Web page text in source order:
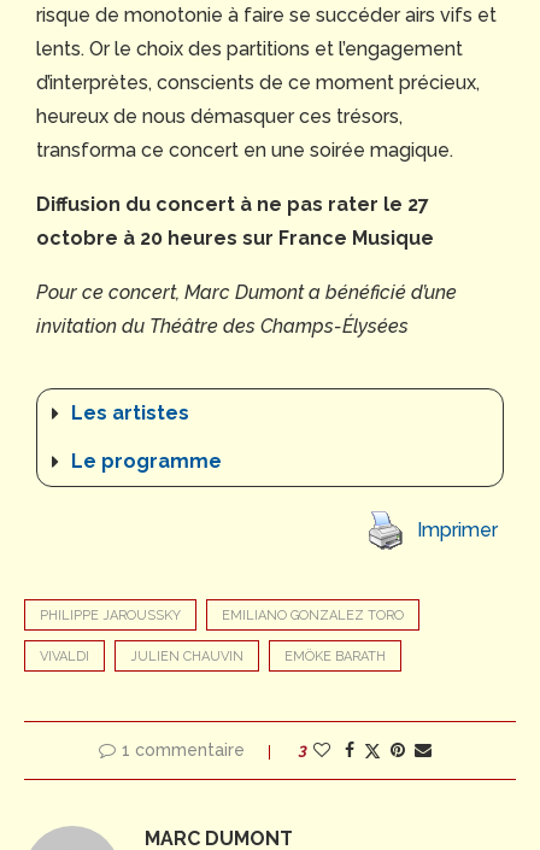
risque de monotonie à faire se succéder airs vifs et
lents. Or le choix des partitions et l’engagement
d’interprètes, conscients de ce moment précieux,
heureux de nous démasquer ces trésors,
transforma ce concert en une soirée magique.
Diffusion du concert à ne pas rater le 27
octobre à 20 heures sur France Musique
Pour ce concert, Marc Dumont a bénéficié d’une
invitation du Théâtre des Champs-Élysées
Les artistes
Le programme
Imprimer
PHILIPPE JAROUSSKY EMILIANO GONZALEZ TORO
VIVALDI JULIEN CHAUVIN EMÖKE BARATH
1 commentaire 3
MARC DUMONT